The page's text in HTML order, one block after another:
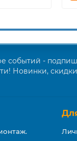
событий -
Новинки,